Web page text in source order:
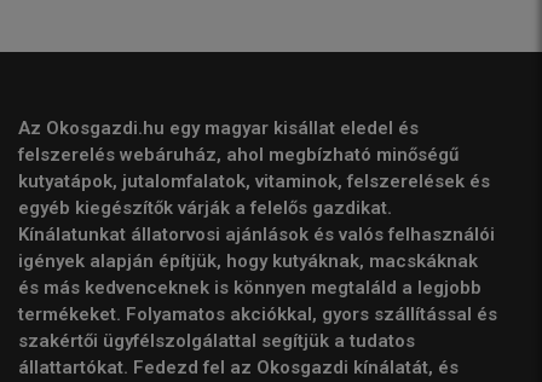
Az Okosgazdi.hu egy magyar kisállat eledel és
felszerelés webáruház, ahol megbízható minőségű
kutyatápok, jutalomfalatok, vitaminok, felszerelések és
egyéb kiegészítők várják a felelős gazdikat.
Kínálatunkat állatorvosi ajánlások és valós felhasználói
igények alapján építjük, hogy kutyáknak, macskáknak
és más kedvenceknek is könnyen megtaláld a legjobb
termékeket. Folyamatos akciókkal, gyors szállítással és
szakértői ügyfélszolgálattal segítjük a tudatos
állattartókat. Fedezd fel az Okosgazdi kínálatát, és